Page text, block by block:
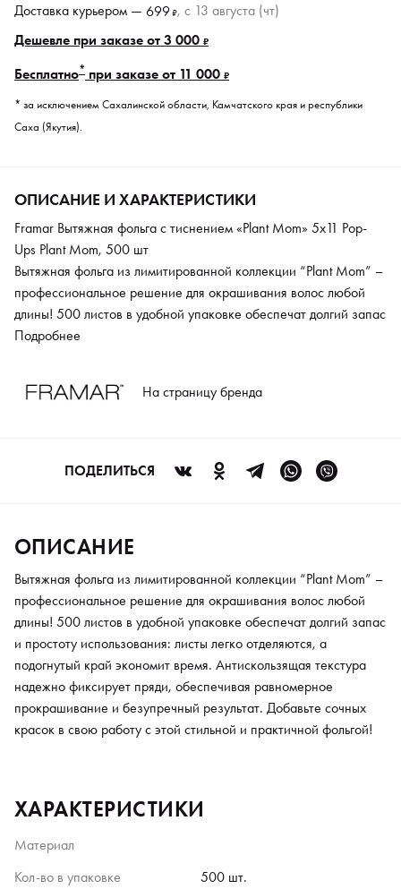
Доставка курьером — 699₽, c 13 августа (чт)
Дешевле при заказе от 3 000 ₽
Бесплатно* при заказе от 11 000 ₽
* за исключением Сахалинской области, Камчатского края и республики
Саха (Якутия).
ОПИСАНИЕ И ХАРАКТЕРИСТИКИ
Framar Вытяжная фольга с тиснением «Plant Mom» 5x11 Pop-
Ups Plant Mom, 500 шт
Вытяжная фольга из лимитированной коллекции “Plant Mom” –
профессиональное решение для окрашивания волос любой
длины! 500 листов в удобной упаковке обеспечат долгий запас
и простоту использования: листы легко отделяются, а
прокрашивание и безупречный результат. Добавьте сочных
Подробнее
На страницу бренда
ПОДЕЛИТЬСЯ
ОПИСАНИЕ
Вытяжная фольга из лимитированной коллекции “Plant Mom” –
профессиональное решение для окрашивания волос любой
длины! 500 листов в удобной упаковке обеспечат долгий запас
и простоту использования: листы легко отделяются, а
подогнутый край экономит время. Антискользящая текстура
надежно фиксирует пряди, обеспечивая равномерное
прокрашивание и безупречный результат. Добавьте сочных
красок в свою работу с этой стильной и практичной фольгой!
ХАРАКТЕРИСТИКИ
Материал
Кол-во в упаковке
500 шт.